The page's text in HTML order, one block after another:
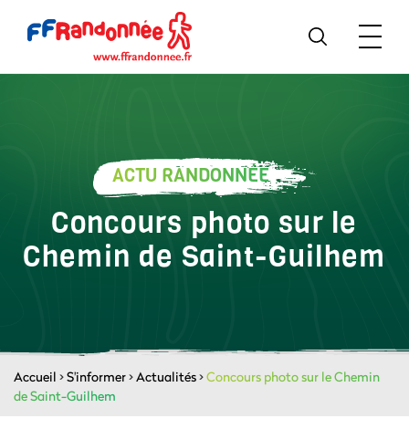
ACTU RANDONNÉE
Concours photo sur le
Chemin de Saint-Guilhem
Accueil >S'informer>Actualités>Concours photo sur le Chemin
de Saint-Guilhem